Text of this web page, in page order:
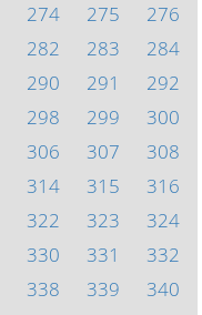
274 275
276
282 283
284
290 291
292
298 299
300
306 307
308
314 315
316
322 323
324
330 331
332
338 339
340